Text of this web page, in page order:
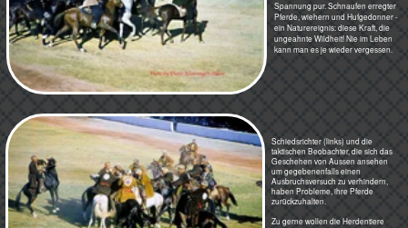
Pferde stehen so dicht zusammen,
dass zum runterfallen des Tierkörpers
gar kein Platz ist.